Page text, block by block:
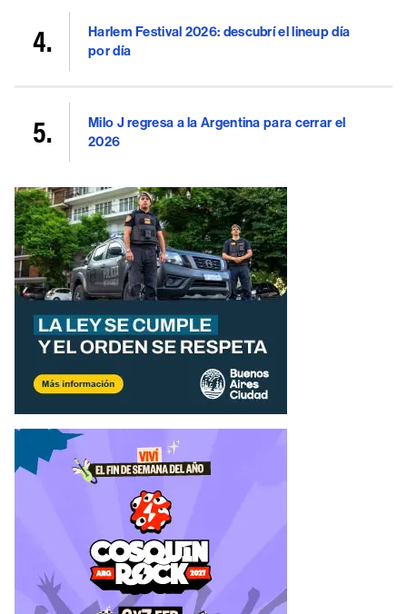
Harlem Festival 2026: descubrí el lineup día
por día
Milo J regresa a la Argentina para cerrar el
2026